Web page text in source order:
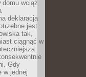
domu wciąż
deklaracja
jest
tak,
ciągnąć w
Gdy
w jednej